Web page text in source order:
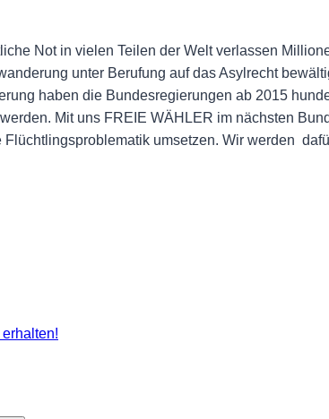
Not in vielen Teilen der Welt verlassen
unter Berufung auf das Asylrecht
haben die Bundesregierungen ab 2015
Mit uns FREIE WÄHLER im nächsten
umsetzen. Wir werden